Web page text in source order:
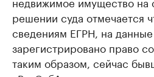
решении суда отмечается
сведениям ЕГРН, на
зарегистрировано право
таким образом, сейчас